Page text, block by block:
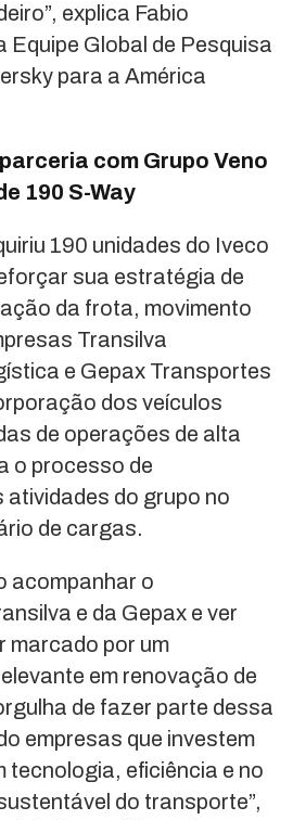
explica Fabio
Equipe Global de Pesquisa
para a América
com Grupo Veno
190 S-Way
190 unidades do Iveco
sua estratégia de
da frota, movimento
Transilva
e Gepax Transportes
dos veículos
de operações de alta
o processo de
do grupo no
de cargas.
acompanhar o
e da Gepax e ver
marcado por um
em renovação de
de fazer parte dessa
empresas que investem
tecnologia, eficiência e no
do transporte”,